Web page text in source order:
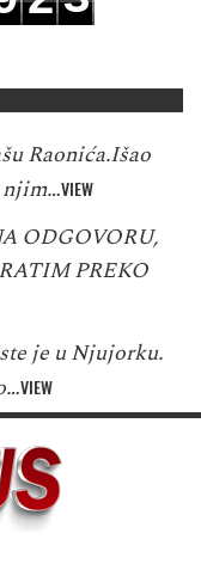
Raonića.Išao
njim…VIEW
ODGOVORU,
PREKO
je u Njujorku.
VIEW